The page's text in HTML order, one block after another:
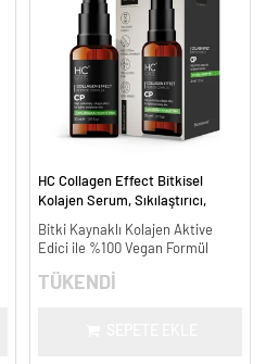
HC Collagen Effect Bitkisel
Kolajen Serum, Sıkılaştırıcı,
Bitki Kaynaklı Kolajen Aktive
Edici ile %100 Vegan Formül
TÜKENDİ